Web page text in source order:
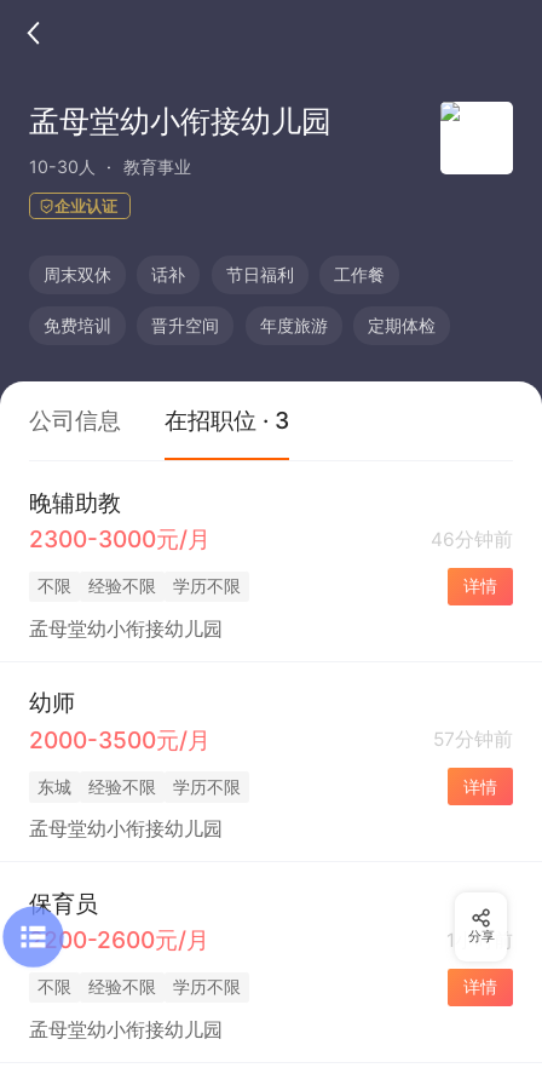
孟母堂幼小衔接幼儿园
10-30人 教育事业
企业认证
周末双休 话补 节日福利 工作餐
免费培训 晋升空间 年度旅游 定期体检
公司信息 在招职位 · 3
晚辅助教
2300-3000元/月
46分钟前
不限 经验不限 学历不限 详情
孟母堂幼小衔接幼儿园
幼师
2000-3500元/月
57分钟前
东城 经验不限 学历不限 详情
孟母堂幼小衔接幼儿园
保育员
2200-2600元/月
1小时前
不限 经验不限 学历不限 详情
孟母堂幼小衔接幼儿园
分享